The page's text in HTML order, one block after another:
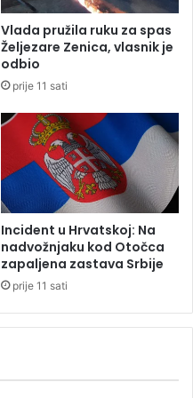
Vlada pružila ruku za spas
Željezare Zenica, vlasnik je
odbio
prije 11 sati
Incident u Hrvatskoj: Na
nadvožnjaku kod Otočca
zapaljena zastava Srbije
prije 11 sati